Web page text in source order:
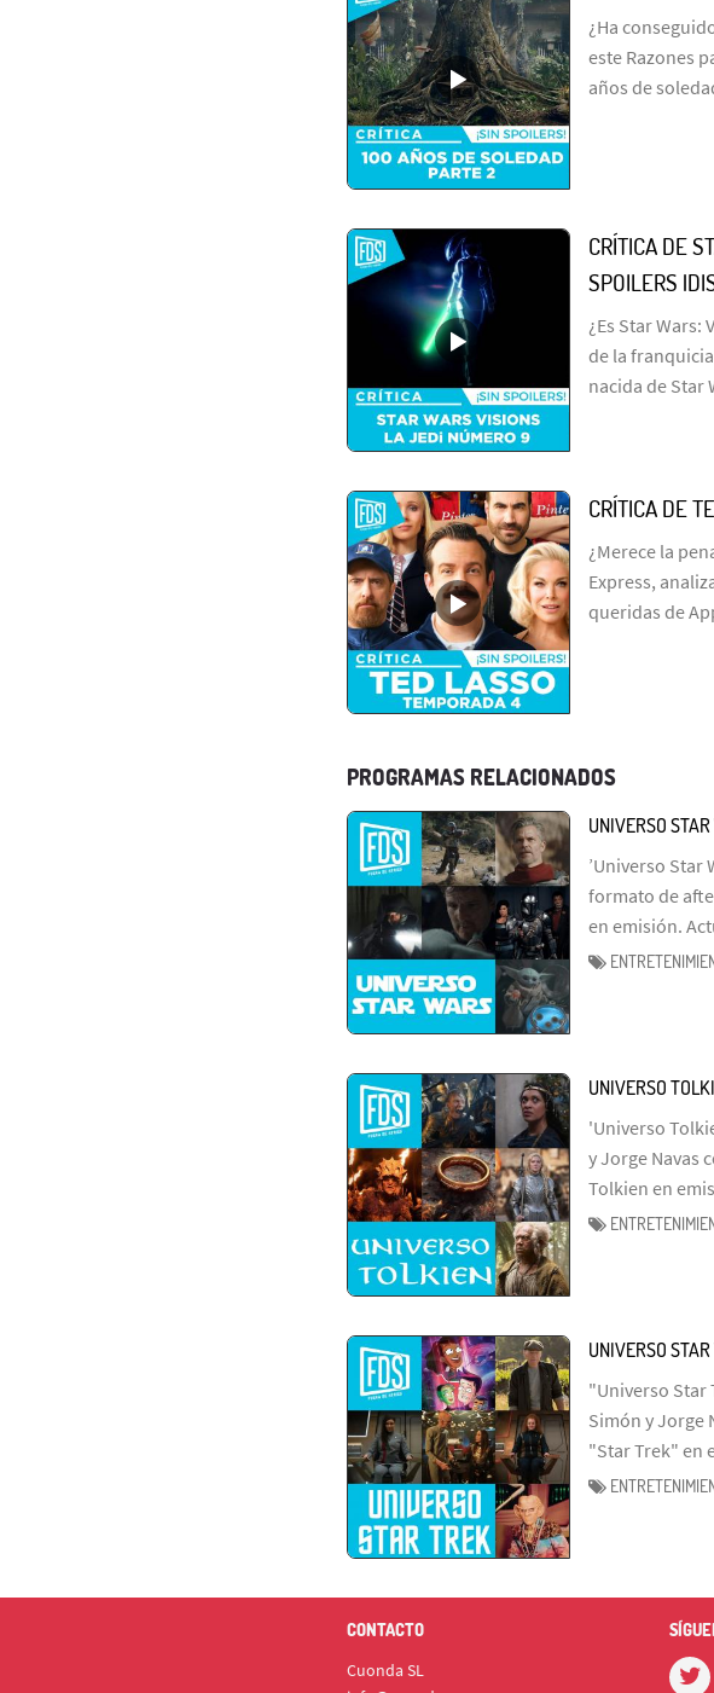
¿Ha
este Razones
años de
CRÍTICA DE
SPOILERS
¿Es Star
de la
nacida de Star
CRÍTICA DE
¿Merece la
Express,
queridas de
PROGRAMAS RELACIONADOS
UNIVERSO
’Universo Star
formato de
en emisión.
UNIVERSO
'Universo
y Jorge Navas
Tolkien en
UNIVERSO
"Universo Star
Simón y Jorge
"Star Trek" en
CONTACTO
Cuonda SL